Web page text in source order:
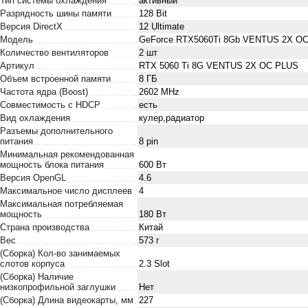
Разрядность шины памяти
128 Bit
Версия DirectX
1‎2 Ultimate
Модель
GeForce RTX5060Ti 8Gb VENTUS 2X
Количество вентиляторов
2 шт
Артикул
RTX 5060 Ti 8G VENTUS 2X OC PLUS
Объем встроенной памяти
8 ГБ
Частота ядра (Boost)
2602 MHz
Совместимость с HDCP
есть
Вид охлаждения
кулер,радиатор
Разъемы дополнительного
питания
8 pin
Минимальная рекомендованная
мощность блока питания
600 Вт
Версия OpenGL
4.6
Максимальное число дисплеев
4
Максимальная потребляемая
мощность
180 Вт
Страна производства
Китай
Вес
573 г
(Сборка) Кол-во занимаемых
слотов корпуса
2.3 Slot
(Сборка) Наличие
низкопрофильной заглушки
Нет
(Сборка) Длина видеокарты, мм 227